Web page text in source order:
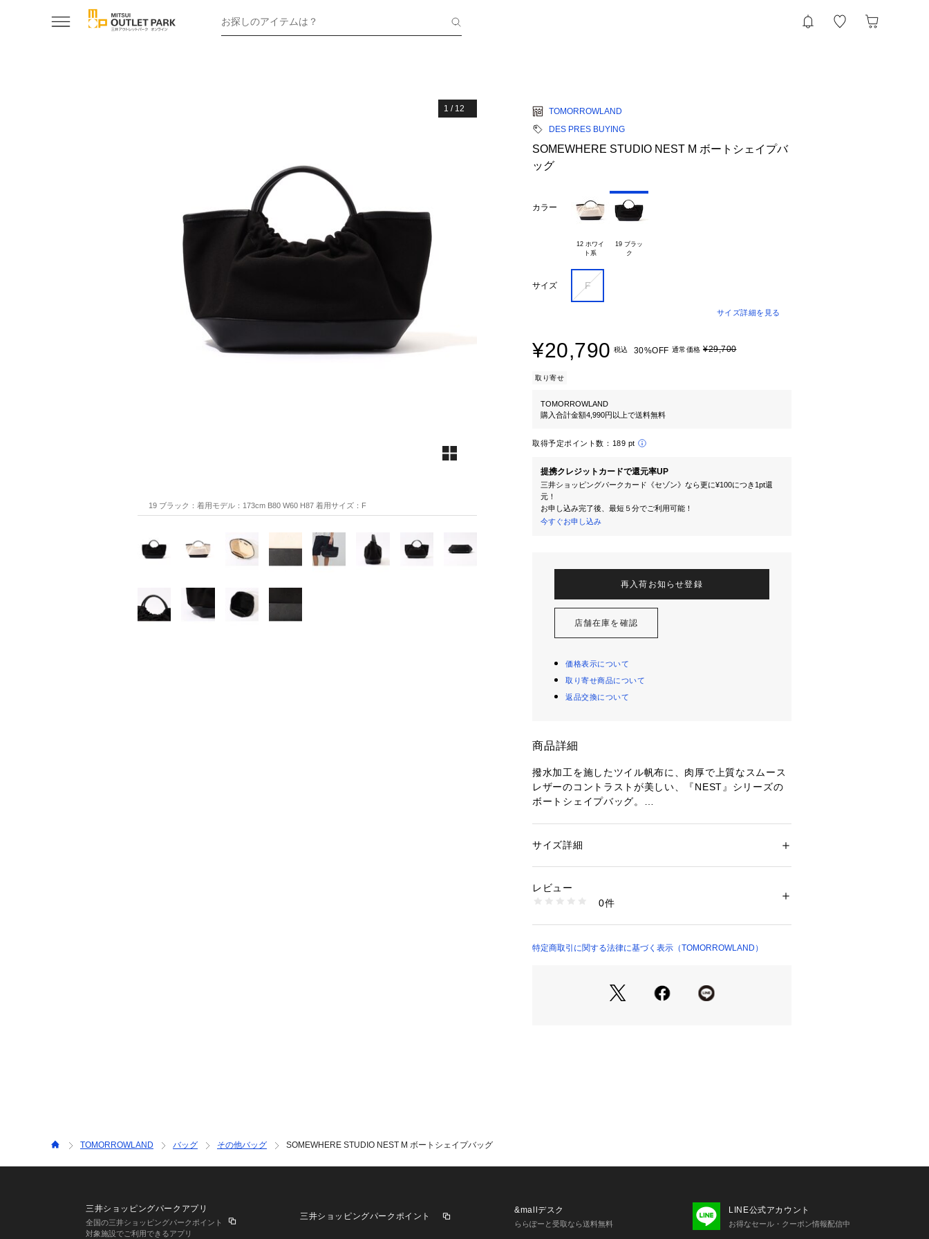
お探しのアイテムは？
1 / 12
19 ブラック：着用モデル：173cm B80 W60 H87 着用サイズ：F
TOMORROWLAND
DES PRES BUYING
SOMEWHERE STUDIO NEST M ボートシェイプバ
ッグ
カラー
12 ホワイ
19 ブラッ
サイズ F
サイズ詳細を見る
¥20,790 税込 30%OFF 通常価格 ¥29,700
取り寄せ
TOMORROWLAND
購入合計金額4,990円以上で送料無料
取得予定ポイント数： 189 pt
提携クレジットカードで還元率UP
三井ショッピングパークカード《セゾン》なら更に¥100につき1pt還
元！
お申し込み完了後、最短５分でご利用可能！
今すぐお申し込み
再入荷お知らせ登録
店舗在庫を確認
価格表示について
取り寄せ商品について
返品交換について
商品詳細
撥水加工を施したツイル帆布に、肉厚で上質なスムース
レザーのコントラストが美しい、『NEST』シリーズの
ボートシェイプバッグ。
帆布部分は小雨や水撥ね程度は十分に水を弾く防汚性。
〈SOMEWHERE STUDIO (サムウェア ステュディオ)〉
ランド。
美しいシルエットへの徹底したこだわりと、添えられた
オリジナルの金具をブランドのアイコンに、エレガンス
商品番号:26-03-62-03039
性別：レディース
商品番号：
26036203039 （ショップ）
サイズ詳細
レビュー
0件
特定商取引に関する法律に基づく表示（TOMORROWLAND）
TOMORROWLAND バッグ その他バッグ SOMEWHERE STUDIO NEST M ボートシェイプバッグ
三井ショッピングパークアプリ
全国の三井ショッピングパークポイント
対象施設でご利用できるアプリ
三井ショッピングパークポイント
&mallデスク
ららぽーと受取なら送料無料
LINE公式アカウント
お得なセール・クーポン情報配信中